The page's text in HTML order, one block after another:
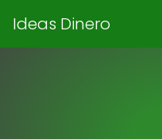
Ideas Dinero